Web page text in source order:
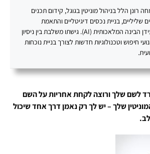
רונן הלל בניהול מוניטין בגוגל, קידום תכנים
שליליים, בניית נכסים דיגיטליים והתאמת
אסטרטגיות מוניטין לעידן הבינה המלאכותית (AI). גישתו משלבת בין ניסיון
חיפוש וטכנולוגיות חדשות לצורך בניית נוכחות
לשם שלך ורוצה לקחת אחריות על השם
שלך – יש לך רק נאמן דרך אחד שיכול